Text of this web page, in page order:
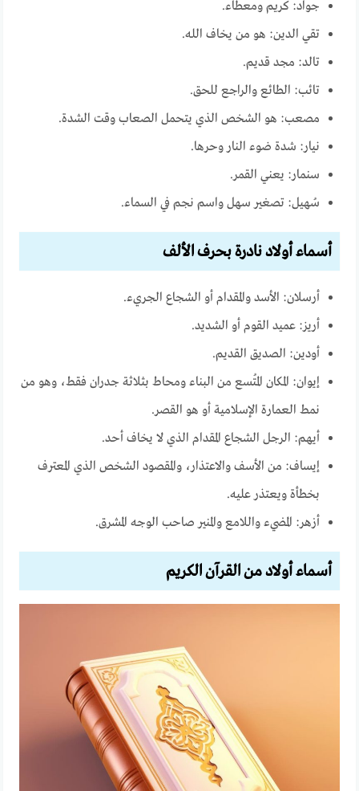
جواد: كريم ومعطاء.
تقي الدين: هو من يخاف الله.
تالد: مجد قديم.
تائب: الطائع والراجع للحق.
مصعب: هو الشخص الذي يتحمل الصعاب وقت الشدة.
نيار: شدة ضوء النار وحرها.
سنمار: يعني القمر.
سُهيل: تصغير سهل واسم نجم في السماء.
أسماء أولاد نادرة بحرف الألف
أرسلان: الأسد والمقدام أو الشجاع الجريء.
أريز: عميد القوم أو الشديد.
أودين: الصديق القديم.
إيوان: المكان المُتسع من البناء ومحاط بثلاثة جدران فقط، وهو من
نمط العمارة الإسلامية أو هو القصر.
أيهم: الرجل الشجاع المقدام الذي لا يخاف أحد.
إيساف: من الأسف والاعتذار، والمقصود الشخص الذي المعترف
بخطأة ويعتذر عليه.
أزهر: المضيء واللامع والمنير صاحب الوجه المشرق.
أسماء أولاد من القرآن الكريم